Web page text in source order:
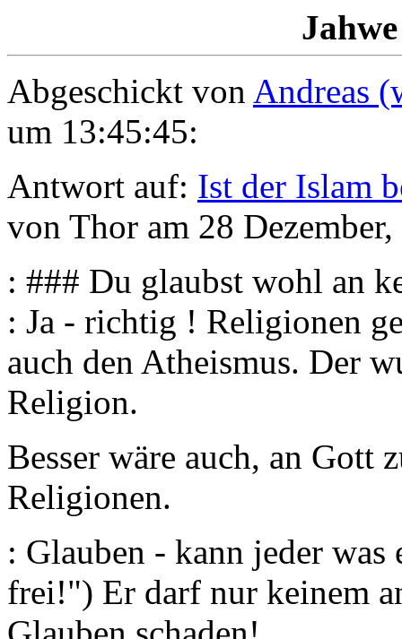
Abgeschickt von Andreas
um 13:45:45:
Antwort auf: Ist der Islam
von Thor am 28
: ### Du glaubst wohl an
: Ja - richtig ! Religionen
auch den Atheismus. Der
Religion.
Besser wäre auch, an Gott
Religionen.
: Glauben - kann jeder
frei!") Er darf nur keinem